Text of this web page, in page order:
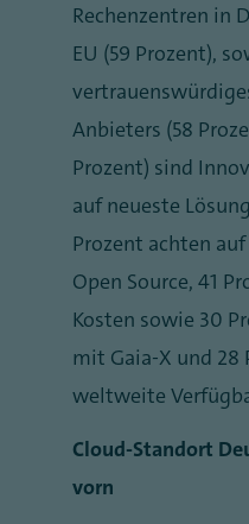
Rechenzentren in
EU (59 Prozent),
Anbieters (58
Prozent) sind
auf neueste
Prozent achten
Open Source, 41
Kosten sowie 30
mit Gaia-X und 28
weltweite
Cloud-Standort
vorn